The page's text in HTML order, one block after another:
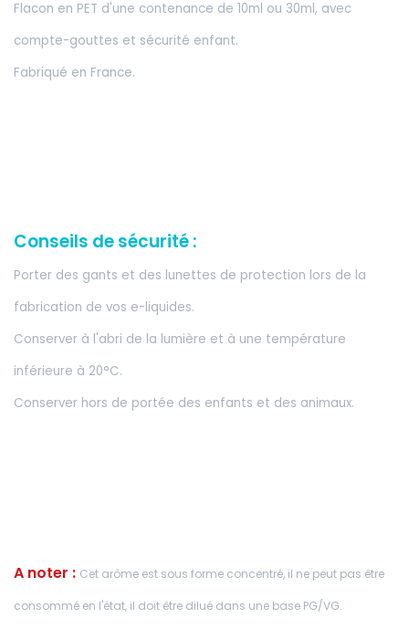
Flacon en PET d'une contenance de 10ml ou 30ml, avec
compte-gouttes et sécurité enfant.
Fabriqué en France.
Conseils de sécurité :
Porter des gants et des lunettes de protection lors de la
fabrication de vos e-liquides.
Conserver à l'abri de la lumière et à une température
inférieure à 20°C.
Conserver hors de portée des enfants et des animaux.
A noter : Cet arôme est sous forme concentré, il ne peut pas être
consommé en l'état, il doit être dilué dans une base PG/VG.